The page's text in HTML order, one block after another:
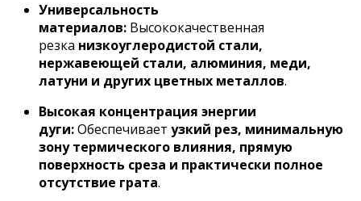
Универсальность
материалов: Высококачественная
резка низкоуглеродистой стали,
нержавеющей стали, алюминия, меди,
латуни и других цветных металлов.
Высокая концентрация энергии
дуги:Обеспечивает узкий рез, минимальную
зону термического влияния, прямую
поверхность среза и практически полное
отсутствие грата.